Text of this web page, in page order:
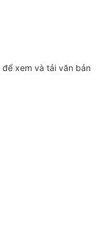
để xem và tải văn bản